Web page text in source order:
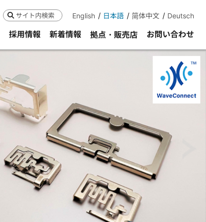
検索 English 日本語 简体中文 Deutsch
採用情報 新着情報 拠点・販売店 お問い合わせ